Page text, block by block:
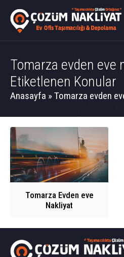
Tomarza evden eve
Etiketlenen Konular
Anasayfa »Tomarza evden
Tomarza Evden eve
Nakliyat